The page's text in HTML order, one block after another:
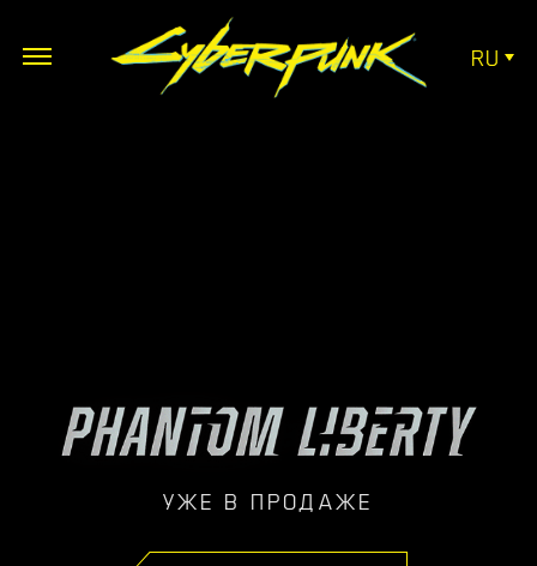
RU
УЖЕ В ПРОДАЖЕ